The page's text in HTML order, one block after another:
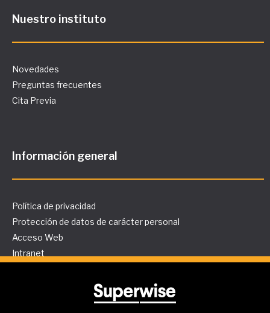
Nuestro instituto
Novedades
Preguntas frecuentes
Cita Previa
Información general
Política de privacidad
Protección de datos de carácter personal
Acceso Web
Intranet